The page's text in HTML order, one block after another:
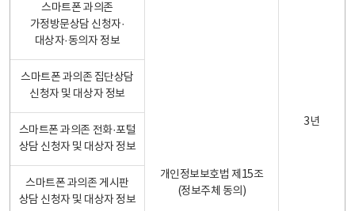
개인정보보호법 제15조
(정보주체 동의)
3년
스마트폰 과의존
가정방문상담 신청자·
대상자·동의자 정보
스마트폰 과의존 집단상담
신청자 및 대상자 정보
스마트폰 과의존 전화·포털
상담 신청자 및 대상자 정보
스마트폰 과의존 게시판
상담 신청자 및 대상자 정보